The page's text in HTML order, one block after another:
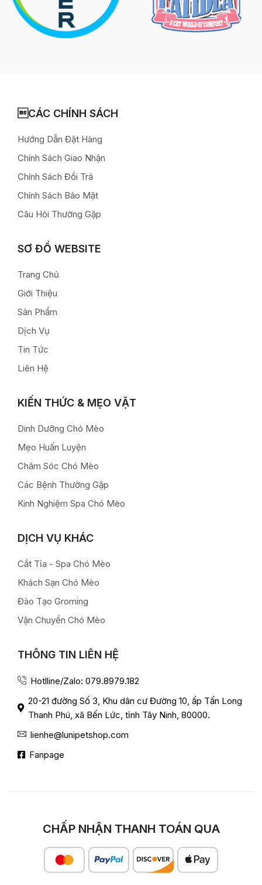
CÁC CHÍNH SÁCH
Hướng Dẫn Đặt Hàng
Chính Sách Giao Nhận
Chính Sách Đổi Trả
Chính Sách Bảo Mật
Câu Hỏi Thường Gặp
SƠ ĐỒ WEBSITE
Trang Chủ
Giới Thiệu
Sản Phẩm
Dịch Vụ
Tin Tức
Liên Hệ
KIẾN THỨC & MẸO VẶT
Dinh Dưỡng Chó Mèo
Mẹo Huấn Luyện
Chăm Sóc Chó Mèo
Các Bệnh Thường Gặp
Kinh Nghiệm Spa Chó Mèo
DỊCH VỤ KHÁC
Cắt Tỉa - Spa Chó Mèo
Khách Sạn Chó Mèo
Đào Tạo Groming
Vận Chuyển Chó Mèo
THÔNG TIN LIÊN HỆ
Hotlline/Zalo: 079.8979.182
20-21 đường Số 3, Khu dân cư Đường 10, ấp Tấn Long
Thanh Phú, xã Bến Lức, tỉnh Tây Ninh, 80000.
lienhe@lunipetshop.com
Fanpage
CHẤP NHẬN THANH TOÁN QUA